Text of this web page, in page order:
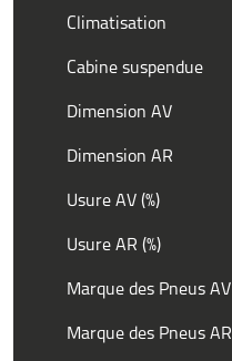
Climatisation
Cabine suspendue
Dimension AV
Dimension AR
Usure AV (%)
Usure AR (%)
Marque des Pneus AV
Marque des Pneus AR